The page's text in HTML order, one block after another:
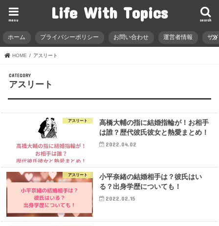
Life With Topics search
menu
ホーム プライバシーポリシー お問い合わせ 運営者情報 サ
HOME アスリート
アスリート
アスリート
高橋大輔の指に結婚指輪が！お相手
は誰？歴代彼氏彼女と熱愛まとめ！
2022.04.02
アスリート
小平奈緒の結婚相手は？彼氏はい
る？出身学歴についても！
2022.02.15